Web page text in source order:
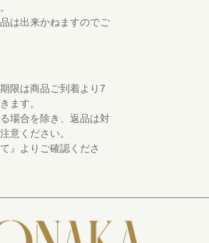
は出来かねますのでご
限は商品ご到着より7
ます。
場合を除き、返品は対
意ください。
』よりご確認くださ